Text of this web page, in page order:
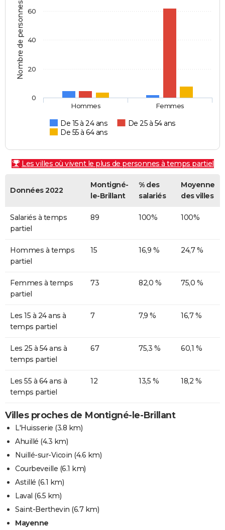
Nombre de personnes
De 15 à 24 ans
De 25 à 54 ans
De 55 à 64 ans
Hommes Femmes
0
20
40
60
Les villes où vivent le plus de personnes à temps partiel
Données 2022
Montigné-
le-Brillant
% des
salariés
Moyenne
des villes
Salariés à temps
partiel
89 100% 100%
Hommes à temps
partiel
15 16,9 % 24,7 %
Femmes à temps
partiel
73 82,0 % 75,0 %
Les 15 à 24 ans à
temps partiel
7 7,9 % 16,7 %
Les 25 à 54 ans à
temps partiel
67 75,3 % 60,1 %
Les 55 à 64 ans à
temps partiel
12 13,5 % 18,2 %
Villes proches de Montigné-le-Brillant
L'Huisserie (3.8 km)
Ahuillé (4.3 km)
Nuillé-sur-Vicoin (4.6 km)
Courbeveille (6.1 km)
Astillé (6.1 km)
Laval (6.5 km)
Saint-Berthevin (6.7 km)
Mayenne